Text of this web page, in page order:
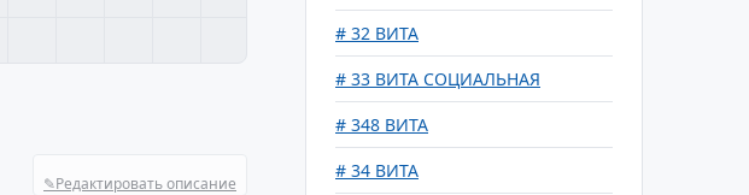
✎Редактировать описание
# 32 ВИТА
# 33 ВИТА СОЦИАЛЬНАЯ
# 348 ВИТА
# 34 ВИТА